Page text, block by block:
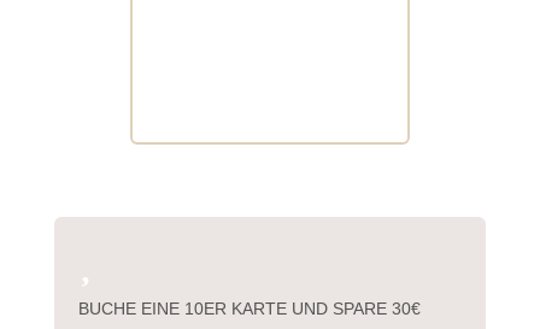
BUCHE EINE 10ER KARTE UND SPARE 30€